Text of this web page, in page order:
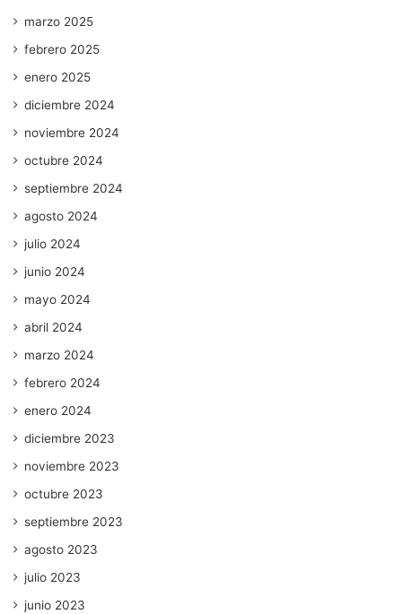
marzo 2025
febrero 2025
enero 2025
diciembre 2024
noviembre 2024
octubre 2024
septiembre 2024
agosto 2024
julio 2024
junio 2024
mayo 2024
abril 2024
marzo 2024
febrero 2024
enero 2024
diciembre 2023
noviembre 2023
octubre 2023
septiembre 2023
agosto 2023
julio 2023
junio 2023